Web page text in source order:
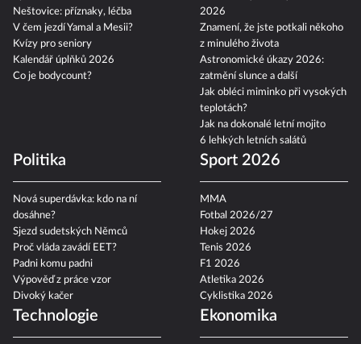
Neštovice: příznaky, léčba
V čem jezdí Yamal a Mesii?
Kvízy pro seniory
Kalendář úplňků 2026
Co je bodycount?
2026
Znamení, že jste potkali někoho
z minulého života
Astronomické úkazy 2026:
zatmění slunce a další
Jak obléci miminko při vysokých
teplotách?
Jak na dokonalé letní mojito
6 lehkých letních salátů
Politika
Nová superdávka: kdo na ní
dosáhne?
Sjezd sudetských Němců
Proč vláda zavádí EET?
Padni komu padni
Výpověď z práce vzor
Divoký kačer
Sport 2026
MMA
Fotbal 2026/27
Hokej 2026
Tenis 2026
F1 2026
Atletika 2026
Cyklistika 2026
Technologie Ekonomika